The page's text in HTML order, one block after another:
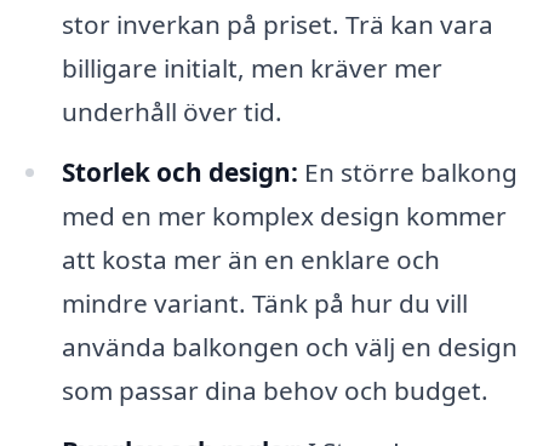
stor inverkan på priset. Trä kan vara
billigare initialt, men kräver mer
underhåll över tid.
Storlek och design: En större balkong
med en mer komplex design kommer
att kosta mer än en enklare och
mindre variant. Tänk på hur du vill
använda balkongen och välj en design
som passar dina behov och budget.